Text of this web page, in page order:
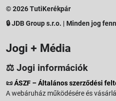
© 2026 TutiKerékpár
🔒 JDB Group s.r.o. | Minden jog
Jogi + Média
⚖️ Jogi információk
📜ÁSZF – Általános szerződési
A webáruház működésére és